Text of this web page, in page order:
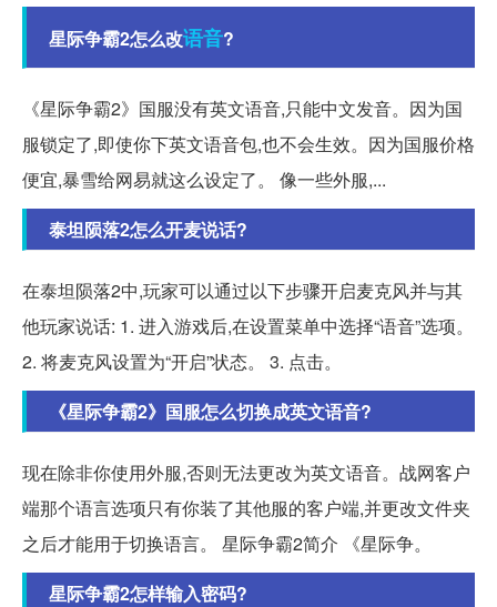
星际争霸2怎么改语音?
《星际争霸2》国服没有英文语音,只能中文发音。因为国
服锁定了,即使你下英文语音包,也不会生效。因为国服价格
便宜,暴雪给网易就这么设定了。 像一些外服,...
泰坦陨落2怎么开麦说话?
在泰坦陨落2中,玩家可以通过以下步骤开启麦克风并与其
他玩家说话: 1. 进入游戏后,在设置菜单中选择“语音”选项。
2. 将麦克风设置为“开启”状态。 3. 点击。
《星际争霸2》国服怎么切换成英文语音?
现在除非你使用外服,否则无法更改为英文语音。战网客户
端那个语言选项只有你装了其他服的客户端,并更改文件夹
之后才能用于切换语言。 星际争霸2简介 《星际争。
星际争霸2怎样输入密码?